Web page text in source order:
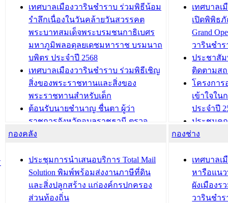
เทศบาลเมืองวารินชำราบ ร่วมพิธีน้อม
รำลึกเนื่องในวันคล้ายวันสวรรคต
พระบาทสมเด็จพระบรมชนกาธิเบศร
มหาภูมิพลอดุลยเดชมหาราช บรมนาถ
บพิตร ประจำปี 2568
เทศบาลเมืองวารินชำราบ ร่วมพิธีเชิญ
สิ่งของพระราชทานและสิ่งของ
พระราชทานสำหรับเด็ก
ต้อนรับนายชำนาญ ชื่นตา ผู้ว่า
ราชการจังหวัดอุบลราชธานี ตรวจ
ความเรียบร้อยของสถานที่ในการเตรี
องคมนตรี
สำนักทะเบียนท้องถิ่นเทศบาลเมือง
วารินชำราบ ดำเนินการมอบทะเบียน
บ้าน ทร.14 และบัตรประจำตัว
เทศบาลเ
เปิดพิพิธภั
Grand
วารินชำร
ประชาสัม
ติดตามส
โครงกา
เข้าใจใน
ประจำปี
ประชุมค
ความเสี่ย
ประชุมที
ชีวา สร้า
ขับเคลื่อน
“เมืองแห่
กองคลัง
ประชุมการนำเสนอบริการ Total Mail
Solution พิมพ์พร้อมส่งงานภาษีที่ดิน
และสิ่งปลูกสร้าง แก่องค์กรปกครอง
ส่วนท้องถิ่น
กองช่าง
เทศบาลเ
หารือแน
ผังเมืองร
วารินชำร